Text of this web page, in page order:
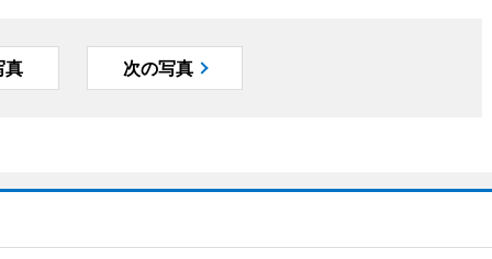
真 次の写真